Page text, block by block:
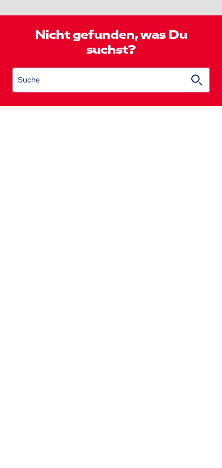
Nicht gefunden, was Du
suchst?
Suche